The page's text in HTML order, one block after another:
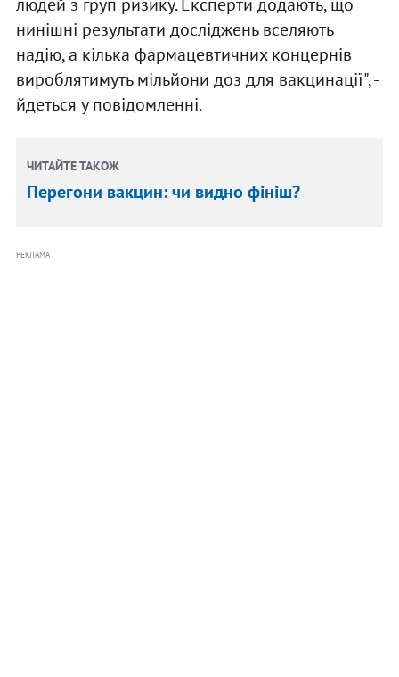
людей з груп ризику. Експерти додають, що
нинішні результати досліджень вселяють
надію, а кілька фармацевтичних концернів
вироблятимуть мільйони доз для вакцинації", -
йдеться у повідомленні.
ЧИТАЙТЕ ТАКОЖ
Перегони вакцин: чи видно фініш?
РЕКЛАМА